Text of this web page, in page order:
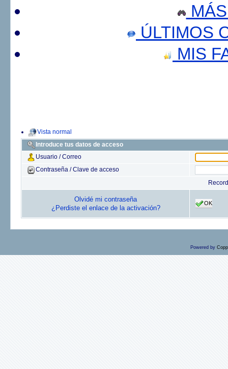
ÚLTIMOS
MIS
Vista normal
Introduce tus datos de acceso
Usuario / Correo
Contraseña / Clave de acceso
Olvidé mi contraseña
¿Perdiste el enlace de la activación?
OK
Powered by